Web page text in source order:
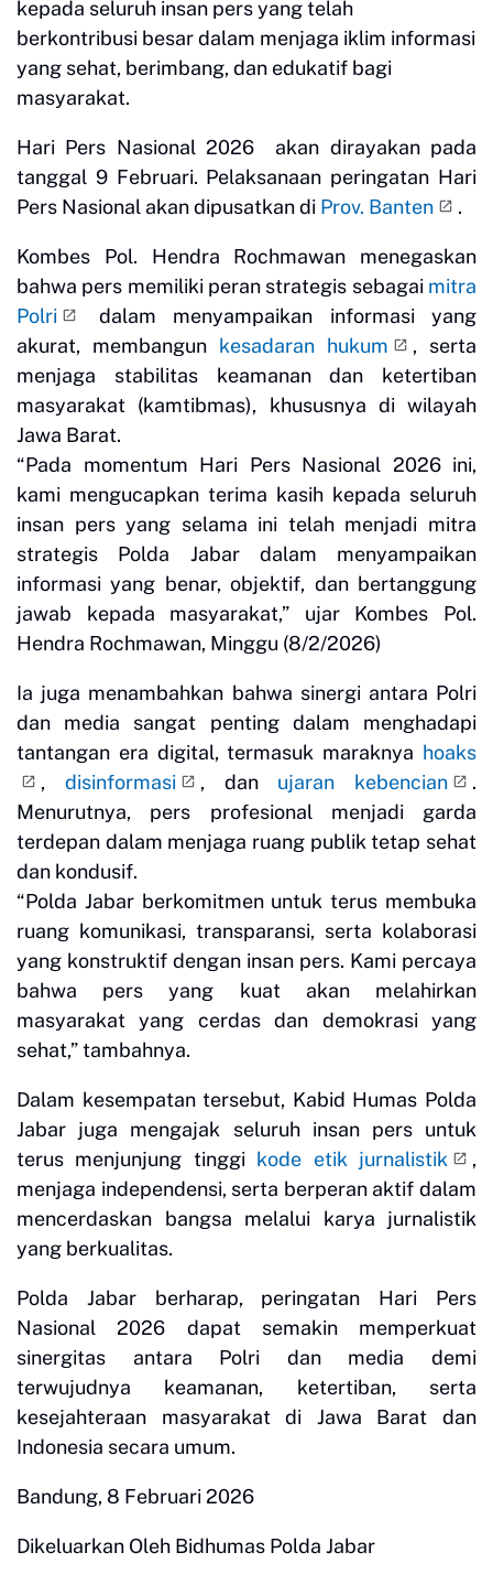
kepada seluruh insan pers yang telah
berkontribusi besar dalam menjaga iklim informasi
yang sehat, berimbang, dan edukatif bagi
masyarakat.
Hari Pers Nasional 2026 akan dirayakan pada
tanggal 9 Februari. Pelaksanaan peringatan Hari
Pers Nasional akan dipusatkan di Prov. Banten .
Kombes Pol. Hendra Rochmawan menegaskan
bahwa pers memiliki peran strategis sebagai mitra
Polri
dalam menyampaikan informasi yang
akurat, membangun kesadaran hukum
, serta
menjaga stabilitas keamanan dan ketertiban
masyarakat (kamtibmas), khususnya di wilayah
Jawa Barat.
“Pada momentum Hari Pers Nasional 2026 ini,
kami mengucapkan terima kasih kepada seluruh
insan pers yang selama ini telah menjadi mitra
strategis Polda Jabar dalam menyampaikan
informasi yang benar, objektif, dan bertanggung
jawab kepada masyarakat,” ujar Kombes Pol.
Hendra Rochmawan, Minggu (8/2/2026)
Ia juga menambahkan bahwa sinergi antara Polri
dan media sangat penting dalam menghadapi
tantangan era digital, termasuk maraknya hoaks
, disinformasi , dan ujaran kebencian
.
Menurutnya, pers profesional menjadi garda
terdepan dalam menjaga ruang publik tetap sehat
dan kondusif.
“Polda Jabar berkomitmen untuk terus membuka
ruang komunikasi, transparansi, serta kolaborasi
yang konstruktif dengan insan pers. Kami percaya
bahwa pers yang kuat akan melahirkan
masyarakat yang cerdas dan demokrasi yang
sehat,” tambahnya.
Dalam kesempatan tersebut, Kabid Humas Polda
Jabar juga mengajak seluruh insan pers untuk
terus menjunjung tinggi kode etik jurnalistik
,
menjaga independensi, serta berperan aktif dalam
mencerdaskan bangsa melalui karya jurnalistik
yang berkualitas.
Polda Jabar berharap, peringatan Hari Pers
Nasional 2026 dapat semakin memperkuat
sinergitas antara Polri dan media demi
terwujudnya keamanan, ketertiban, serta
kesejahteraan masyarakat di Jawa Barat dan
Indonesia secara umum.
Bandung, 8 Februari 2026
Dikeluarkan Oleh Bidhumas Polda Jabar